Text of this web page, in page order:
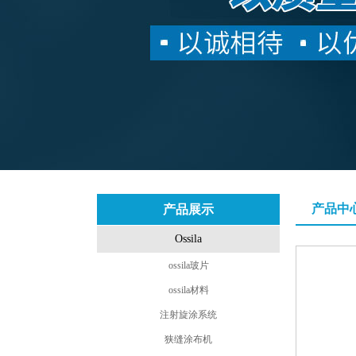
产品展示
Ossila
ossila玻片
ossila材料
注射旋涂系统
狭缝涂布机
产品中